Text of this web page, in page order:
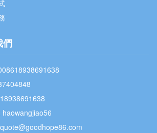
們
haowangjiao56